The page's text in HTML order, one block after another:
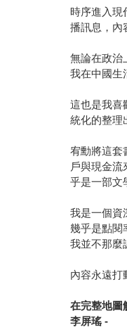
時序進入現
播訊息，內
無論在政治
我在中國生
這也是我喜
統化的整理
宥勳將這套
戶與現金
乎是一部文
我是一個資
幾乎是點閱
我並不那麼
內容永遠打
在完整地圖
李屏瑤 -